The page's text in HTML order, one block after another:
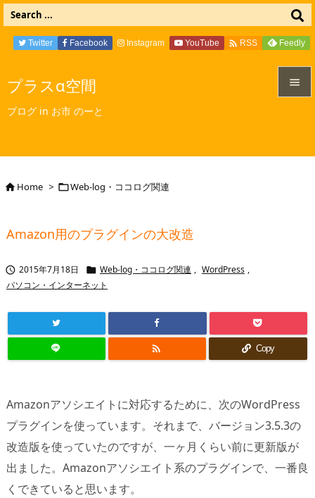
プラスα空間
ブログ in お市 のーと

Twitter Facebook Instagram YouTube  RSS Feedly
Home > Web-log・ココログ関連
Amazon用のプラグインの大改造
 2015年7月18日  Web-log・ココログ関連 , WordPress ,
パソコン・インターネット
 Copy
Amazonアソシエイトに対応するために、次のWordPress
プラグインを使っています。それまで、バージョン3.5.3の
改造版を使っていたのですが、一ヶ月くらい前に更新版が
出ました。Amazonアソシエイト系のプラグインで、一番良
くできていると思います。